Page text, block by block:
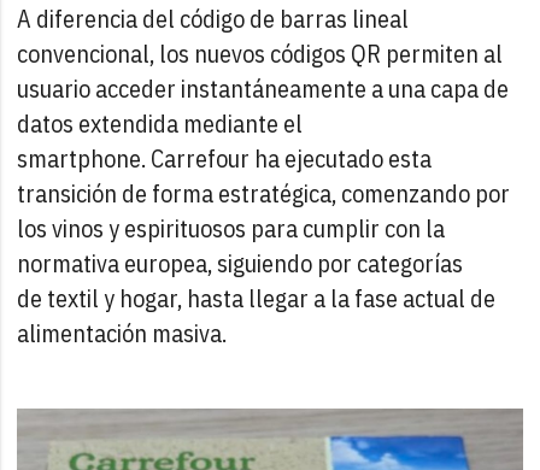
A diferencia del código de barras lineal
convencional, los nuevos códigos QR permiten al
usuario acceder instantáneamente a una capa de
datos extendida mediante el
smartphone. Carrefour ha ejecutado esta
transición de forma estratégica, comenzando por
los vinos y espirituosos para cumplir con la
normativa europea, siguiendo por categorías
de textil y hogar, hasta llegar a la fase actual de
alimentación masiva.